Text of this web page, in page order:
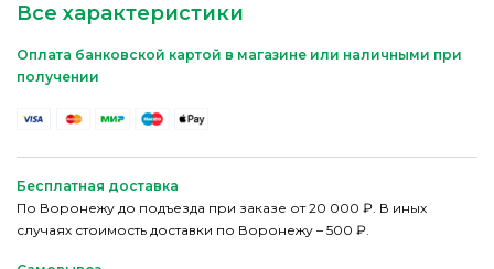
Все характеристики
Оплата банковской картой в магазине или наличными при
получении
Бесплатная доставка
По Воронежу до подъезда при заказе от 20 000 ₽. В иных
случаях стоимость доставки по Воронежу – 500 ₽.